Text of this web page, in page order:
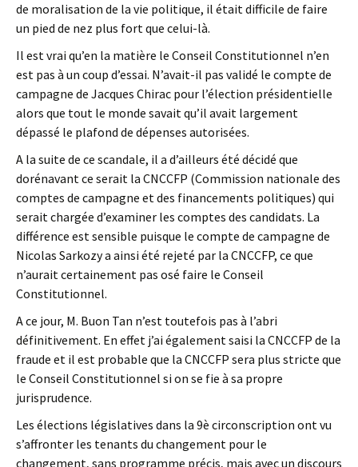
de moralisation de la vie politique, il était difficile de faire
un pied de nez plus fort que celui-là.
Il est vrai qu’en la matière le Conseil Constitutionnel n’en
est pas à un coup d’essai. N’avait-il pas validé le compte de
campagne de Jacques Chirac pour l’élection présidentielle
alors que tout le monde savait qu’il avait largement
dépassé le plafond de dépenses autorisées.
A la suite de ce scandale, il a d’ailleurs été décidé que
dorénavant ce serait la CNCCFP (Commission nationale des
comptes de campagne et des financements politiques) qui
serait chargée d’examiner les comptes des candidats. La
différence est sensible puisque le compte de campagne de
Nicolas Sarkozy a ainsi été rejeté par la CNCCFP, ce que
n’aurait certainement pas osé faire le Conseil
Constitutionnel.
A ce jour, M. Buon Tan n’est toutefois pas à l’abri
définitivement. En effet j’ai également saisi la CNCCFP de la
fraude et il est probable que la CNCCFP sera plus stricte que
le Conseil Constitutionnel si on se fie à sa propre
jurisprudence.
Les élections législatives dans la 9è circonscription ont vu
s’affronter les tenants du changement pour le
changement, sans programme précis, mais avec un discours